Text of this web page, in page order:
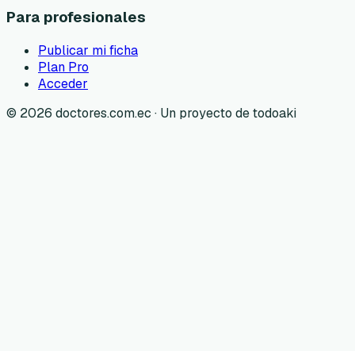
Para profesionales
Publicar mi ficha
Plan Pro
Acceder
© 2026 doctores.com.ec · Un proyecto de todoaki